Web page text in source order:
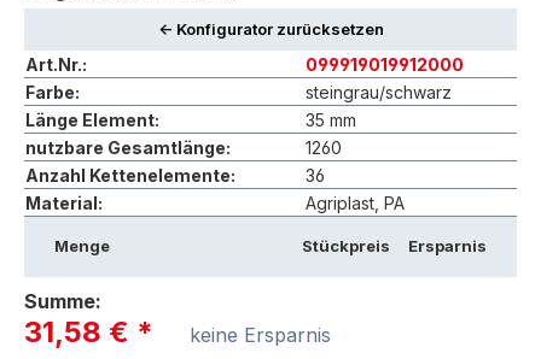
<- Konfigurator zurücksetzen
Art.Nr.:
099919019912000
Farbe:
steingrau/schwarz
Länge Element:
35 mm
nutzbare Gesamtlänge:
1260
Anzahl Kettenelemente:
36
Material:
Agriplast, PA
Menge Stückpreis Ersparnis
Summe:
31,58 € *
keine Ersparnis